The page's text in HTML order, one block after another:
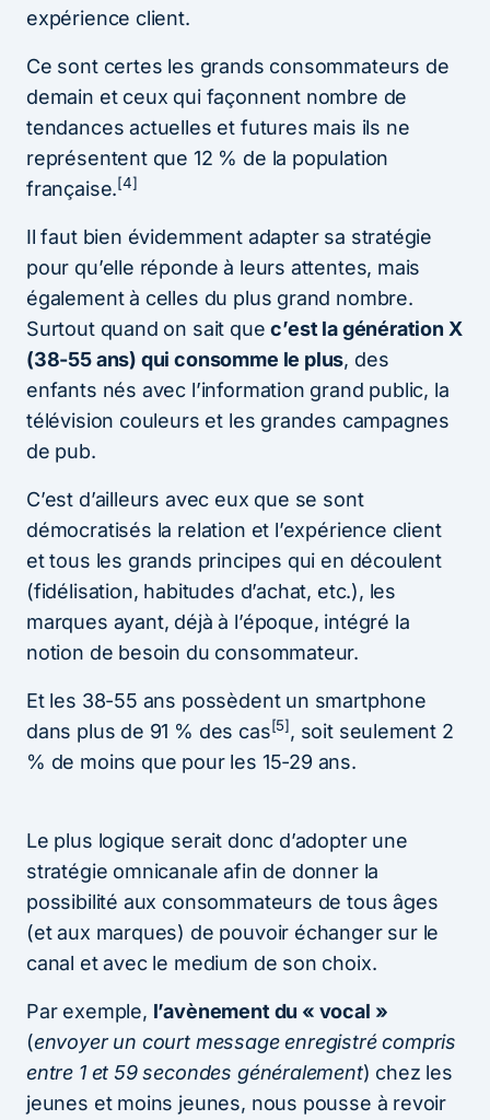
expérience client.
Ce sont certes les grands consommateurs de
demain et ceux qui façonnent nombre de
tendances actuelles et futures mais ils ne
représentent que 12 % de la population
française.[4]
Il faut bien évidemment adapter sa stratégie
pour qu’elle réponde à leurs attentes, mais
également à celles du plus grand nombre.
Surtout quand on sait quec’est la génération X
(38-55 ans) qui consomme le plus, des
enfants nés avec l’information grand public, la
télévision couleurs et les grandes campagnes
de pub.
C’est d’ailleurs avec eux que se sont
démocratisés la relation et l’expérience client
et tous les grands principes qui en découlent
(fidélisation, habitudes d’achat, etc.), les
marques ayant, déjà à l’époque, intégré la
notion de besoin du consommateur.
Et les 38-55 ans possèdent un smartphone
dans plus de 91 % des cas[5], soit seulement 2
% de moins que pour les 15-29 ans.
Le plus logique serait donc d’adopter une
stratégie omnicanale afin de donner la
possibilité aux consommateurs de tous âges
(et aux marques) de pouvoir échanger sur le
canal et avec le medium de son choix.
Par exemple, l’avènement du « vocal »
(envoyer un court message enregistré compris
entre 1 et 59 secondes généralement) chez les
jeunes et moins jeunes, nous pousse à revoir